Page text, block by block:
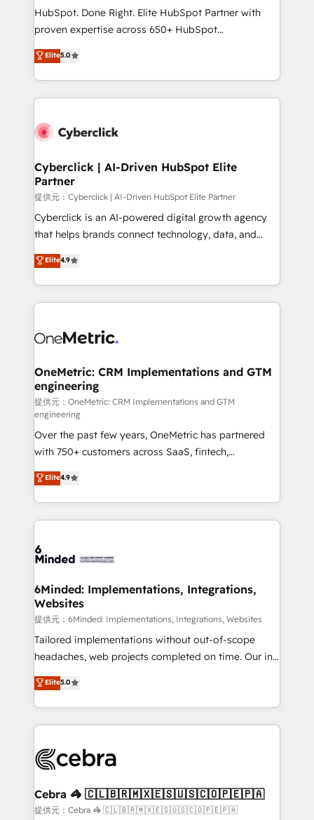
architecture, AI enablement, and strategic marketing,
delivered through our proprietary FLAIR framework
Partner and ISO 27001:2022 certified consultancy,
we blend strategy, creativity, and technology to help
HubSpot. Done Right. Elite HubSpot Partner with
proven expertise across 650+ HubSpot
implementations. With 12+ years of HubSpot
experience, we help you use the HubSpot platform
to its fullest capacity, improve your current HubSpot
website, or build your new one.
Elite5.0
Cyberclick | AI-Driven HubSpot Elite
Partner
提供元：Cyberclick | AI-Driven HubSpot Elite Partner
Cyberclick is an AI-powered digital growth agency
that helps brands connect technology, data, and
creativity to achieve measurable results. Founded in
Barcelona and operating across Spain, LATAM, and
the UK, we support global companies in building
smarter marketing, sales, and customer success
Iberia (Spain & Portugal), we combine human insight
growth. Our multidisciplinary team designs solutions
that simplify complexity, boost performance, and
turn innovation into real impact. 🌍 Highlights •
HubSpot Partner since 2012 • 2022 EMEA Impact
Award: Best Integration • 150+ successful HubSpot
projects • Clients in 30+ industries • Proprietary
technology for integrations • Multilingual team:
English, Spanish, Portuguese & Italian 👉 Grow
smarter with AI and HubSpot.
Elite4.9
OneMetric: CRM Implementations and GTM
engineering
提供元：OneMetric: CRM Implementations and GTM
engineering
Over the past few years, OneMetric has partnered
with 750+ customers across SaaS, fintech,
healthcare, real estate, and other industries. With
150+ HubSpot-certified experts, we deliver scalable
solutions to complex GTM and RevOps challenges.
Our Expertise 🔹 Onboarding & Implementation:
tailored to your GTM motion. 🔹 Migrations:
from other CRMs to HubSpot without data loss or
downtime. 🔹 RevOps Strategy: Align teams,
processes, and data to drive revenue efficiency. 🔹
Integrations: Connect HubSpot with your tech stack
for better adoption. 🔹 Custom Solutions: Build
SOC 2 Type II and ISO 27001 certified, reinforcing
our commitment to data security and compliance. At
Elite4.9
6Minded: Implementations, Integrations,
Websites
提供元：6Minded: Implementations, Integrations, Websites
Tailored implementations without out-of-scope
headaches, web projects completed on time. Our in-
house team of certified CRM architects, experts,
developers, designers, and marketers handles all
aspects of your HubSpot. ✨ 400+ global clients ✨
100+ seamless migrations from 15+ different CRMs
implementations, and 5,000+ pages ✨ CS: Clients
CS: 245% organic growth & +751% new visitors for a
full-funnel HubSpot project ✨ CS: 415% conversion
Elite5.0
Cebra 🦓 🇨🇱🇧🇷🇲🇽🇪🇸🇺🇸🇨🇴🇵🇪🇵🇦
提供元：Cebra 🦓 🇨🇱🇧🇷🇲🇽🇪🇸🇺🇸🇨🇴🇵🇪🇵🇦